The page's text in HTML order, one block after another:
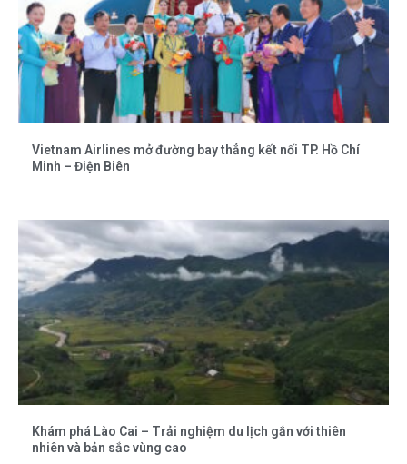
Vietnam Airlines mở đường bay thẳng kết nối TP. Hồ Chí
Minh – Điện Biên
Khám phá Lào Cai – Trải nghiệm du lịch gắn với thiên
nhiên và bản sắc vùng cao